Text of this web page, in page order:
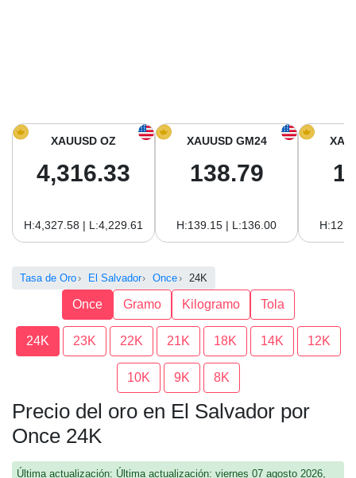
Precio del Oro hoy en América del sur
XAUUSD OZ
4,316.33
H:4,327.58 | L:4,229.61
XAUUSD GM24
138.79
H:139.15 | L:136.00
Tasa de Oro El Salvador Once 24K
Once Gramo Kilogramo Tola
24K 23K 22K 21K 18K 14K 12K
10K 9K 8K
Precio del oro en El Salvador por
Once 24K
Última actualización: Última actualización: viernes 07 agosto 2026,